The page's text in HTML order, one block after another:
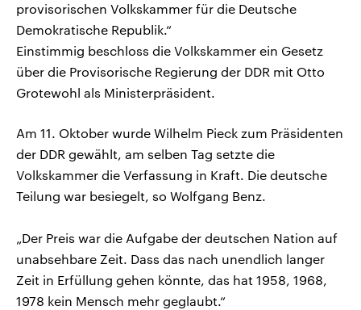
provisorischen Volkskammer für die Deutsche
Demokratische Republik.“
Einstimmig beschloss die Volkskammer ein Gesetz
über die Provisorische Regierung der DDR mit Otto
Grotewohl als Ministerpräsident.
Am 11. Oktober wurde Wilhelm Pieck zum Präsidenten
der DDR gewählt, am selben Tag setzte die
Volkskammer die Verfassung in Kraft. Die deutsche
Teilung war besiegelt, so Wolfgang Benz.
„Der Preis war die Aufgabe der deutschen Nation auf
unabsehbare Zeit. Dass das nach unendlich langer
Zeit in Erfüllung gehen könnte, das hat 1958, 1968,
1978 kein Mensch mehr geglaubt.“